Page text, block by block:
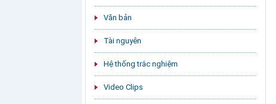
Văn bản
Tài nguyên
Hệ thống trắc nghiệm
Video Clips